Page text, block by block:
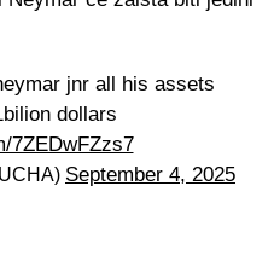
jnr all his assets
dollars
7ZEDwFZzs7
September 4, 2025